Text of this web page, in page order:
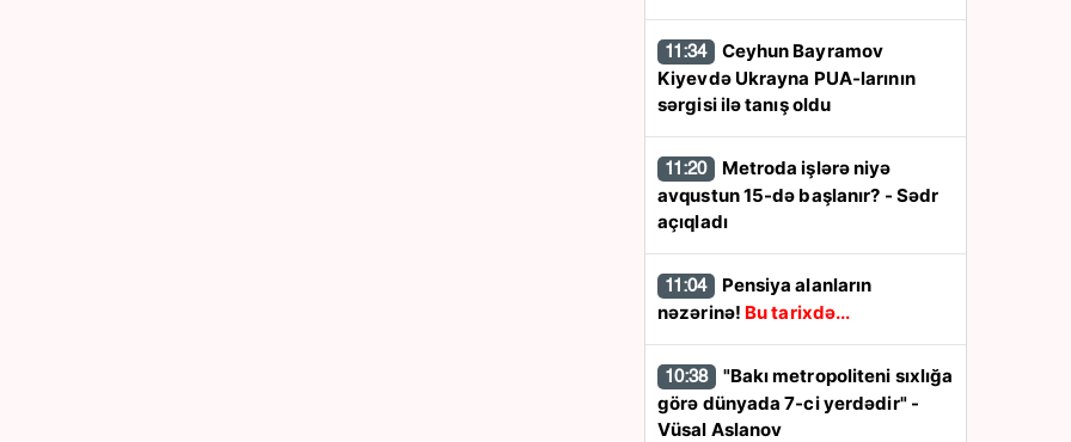
11:34
Kiyevdə Ukrayna PUA-larının
sərgisi ilə tanış oldu
11:20
avqustun 15-də başlanır? - Sədr
açıqladı
11:04
nəzərinə! Bu tarixdə...
10:38
görə dünyada 7-ci yerdədir" -
Vüsal Aslanov